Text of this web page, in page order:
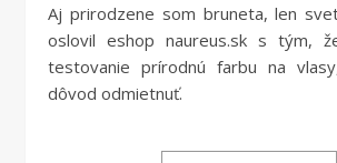
Aj prirodzene som bruneta, len
oslovil eshop naureus.sk s tým,
testovanie prírodnú farbu na
dôvod odmietnuť.